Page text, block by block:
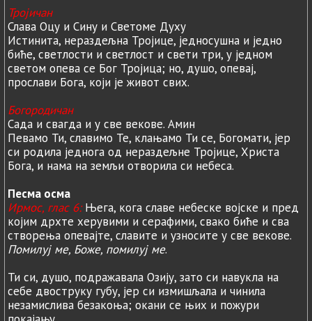
Тројичан
Слава Оцу и Сину и Светоме Духу
Истинита, нераздељна Тројице, једносушна и једно
биће, светлости и светлост и свети три, у једном
светом опева се Бог Тројица; но, душо, опевај,
прослави Бога, који је живот свих.
Богородичан
Сада и свагда и у све векове. Амин
Певамо Ти, славимо Те, клањамо Ти се, Богомати, јер
си родила једнога од нераздељне Тројице, Христа
Бога, и нама на земљи отворила си небеса.
Песма осма
Ирмос, глас 6:Њега, кога славе небеске војске и пред
којим дрхте херувими и серафими, свако биће и сва
створења опевајте, славите и узносите у све векове.
Помилуј ме, Боже, помилуј ме.
Ти си, душо, подражавала Озију, зато си навукла на
себе двоструку губу, јер си измишљала и чинила
незамислива безакоња; окани се њих и пожури